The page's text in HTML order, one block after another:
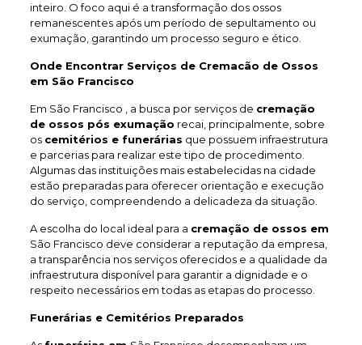
inteiro. O foco aqui é a transformação dos ossos
remanescentes após um período de sepultamento ou
exumação, garantindo um processo seguro e ético.
Onde Encontrar Serviços de Cremacão de Ossos
em São Francisco
Em São Francisco , a busca por serviços de cremação
de ossos pós exumação recai, principalmente, sobre
os cemitérios e funerárias que possuem infraestrutura
e parcerias para realizar este tipo de procedimento.
Algumas das instituições mais estabelecidas na cidade
estão preparadas para oferecer orientação e execução
do serviço, compreendendo a delicadeza da situação.
A escolha do local ideal para a cremação de ossos em
São Francisco deve considerar a reputação da empresa,
a transparência nos serviços oferecidos e a qualidade da
infraestrutura disponível para garantir a dignidade e o
respeito necessários em todas as etapas do processo.
Funerárias e Cemitérios Preparados